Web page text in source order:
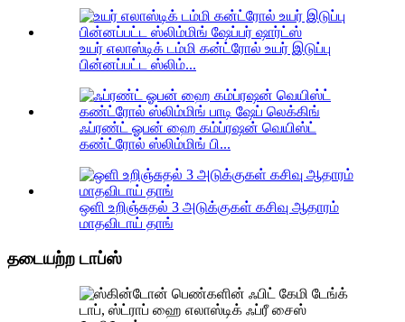
உயர் எலாஸ்டிக் டம்மி கன்ட்ரோல் உயர் இடுப்பு
பின்னப்பட்ட ஸ்லிம்...
ஃப்ரண்ட் ஓபன் ஹை கம்ப்ரஷன் வெயிஸ்ட்
கண்ட்ரோல் ஸ்லிம்மிங் பி...
ஒளி உறிஞ்சுதல் 3 அடுக்குகள் கசிவு ஆதாரம்
மாதவிடாய் தாங்
தடையற்ற டாப்ஸ்